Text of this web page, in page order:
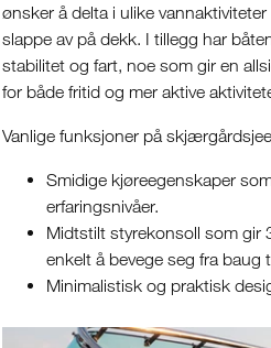
ønsker å delta i ulike
slappe av på dekk. I tillegg har
stabilitet og fart, noe som gir en
for både fritid og mer aktive
Vanlige funksjoner på
Smidige kjøreegenskaper
erfaringsnivåer.
Midtstilt styrekonsoll som gir
enkelt å bevege seg fra baug
Minimalistisk og praktisk